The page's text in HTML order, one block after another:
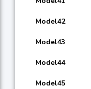
Model42
Model43
Model44
Model45